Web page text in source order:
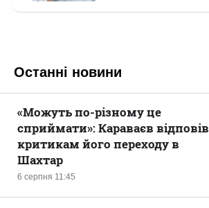
Останні новини
6 серпня 11:45
«Можуть по-різному це
сприймати»: Караваєв відповів
критикам його переходу в
Шахтар